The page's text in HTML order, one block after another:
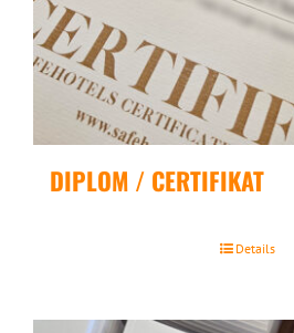
DIPLOM / CERTIFIKAT
Details